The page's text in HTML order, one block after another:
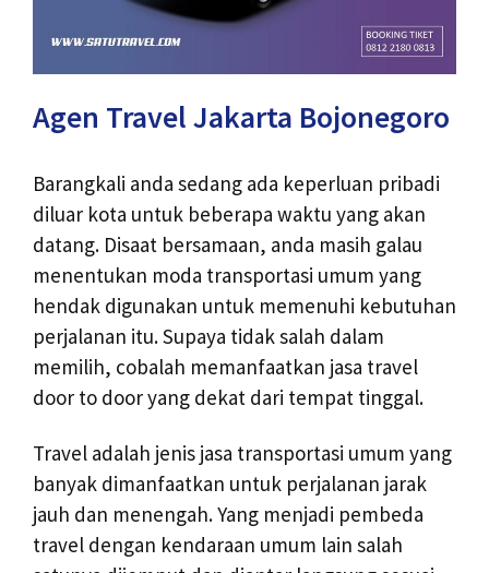
Agen Travel Jakarta Bojonegoro
Barangkali anda sedang ada keperluan pribadi
diluar kota untuk beberapa waktu yang akan
datang. Disaat bersamaan, anda masih galau
menentukan moda transportasi umum yang
hendak digunakan untuk memenuhi kebutuhan
perjalanan itu. Supaya tidak salah dalam
memilih, cobalah memanfaatkan jasa travel
door to door yang dekat dari tempat tinggal.
Travel adalah jenis jasa transportasi umum yang
banyak dimanfaatkan untuk perjalanan jarak
jauh dan menengah. Yang menjadi pembeda
travel dengan kendaraan umum lain salah